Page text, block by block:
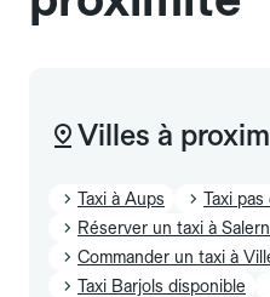
Villes à
Taxi à Aups
Taxi pas
Réserver un taxi à
Commander un taxi à
Taxi Barjols disponible